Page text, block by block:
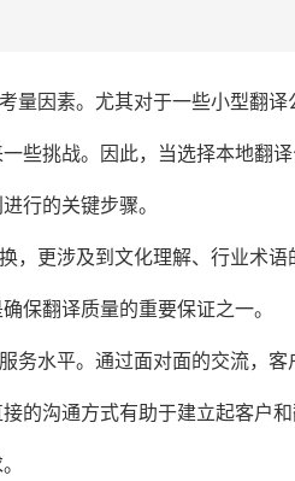
量因素。尤其对于一些小型翻译
些挑战。因此，当选择本地翻
行的关键步骤。
，更涉及到文化理解、行业术语
保翻译质量的重要保证之一。
务水平。通过面对面的交流，客
的沟通方式有助于建立起客户